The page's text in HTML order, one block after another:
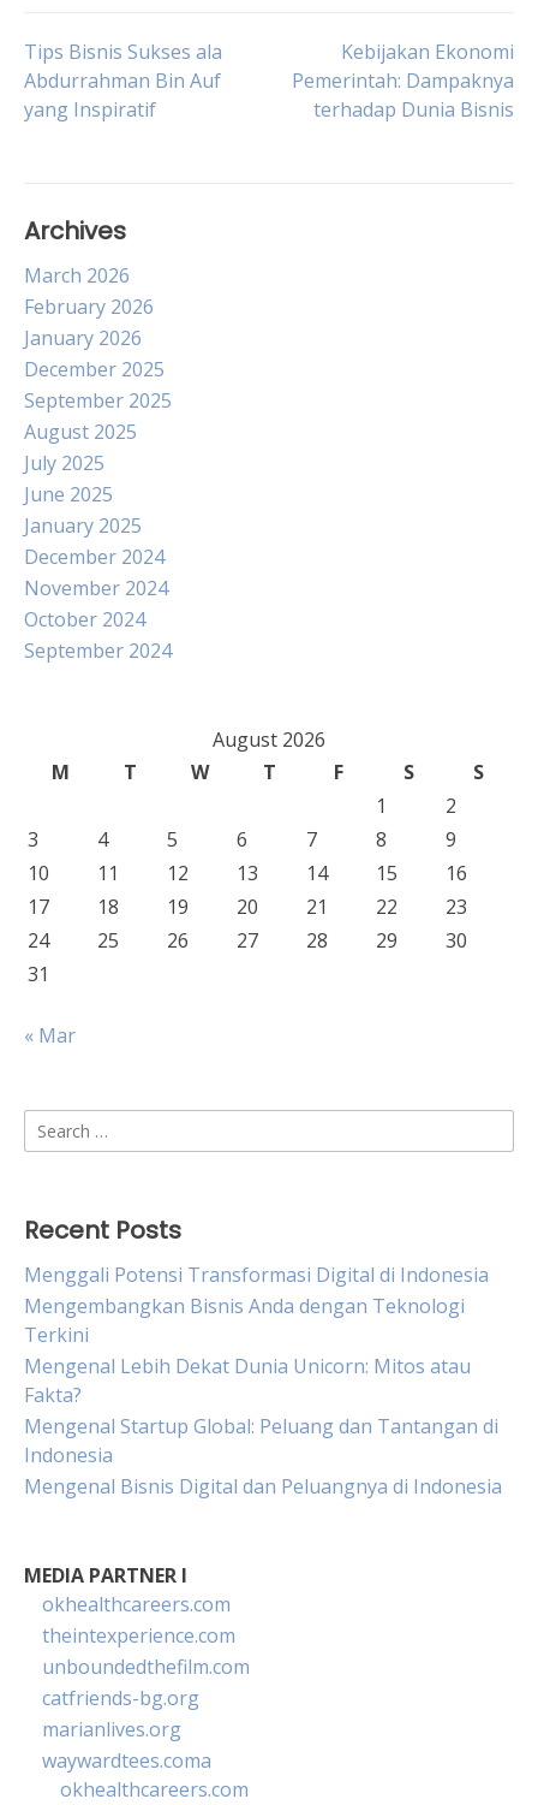
Post
navigation
Tips Bisnis Sukses ala
Abdurrahman Bin Auf
yang Inspiratif
Kebijakan Ekonomi
Pemerintah: Dampaknya
terhadap Dunia Bisnis
Archives
March 2026
February 2026
January 2026
December 2025
September 2025
August 2025
July 2025
June 2025
January 2025
December 2024
November 2024
October 2024
September 2024
August 2026
M
T W T F S
S
1
2
3
4 5 6 7 8
9
10
11 12 13 14 15
16
17
18 19 20 21 22
23
24
25 26 27 28 29
30
31
« Mar
Search
for:
Recent Posts
Menggali Potensi Transformasi Digital di Indonesia
Mengembangkan Bisnis Anda dengan Teknologi
Terkini
Mengenal Lebih Dekat Dunia Unicorn: Mitos atau
Fakta?
Mengenal Startup Global: Peluang dan Tantangan di
Indonesia
Mengenal Bisnis Digital dan Peluangnya di Indonesia
MEDIA PARTNER I
okhealthcareers.com
theintexperience.com
unboundedthefilm.com
catfriends-bg.org
marianlives.org
waywardtees.coma
okhealthcareers.com